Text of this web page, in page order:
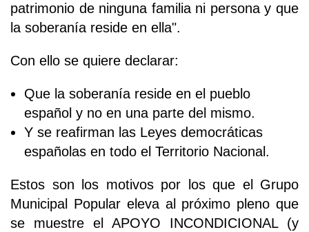
patrimonio de ninguna familia ni persona y que
la soberanía reside en ella".
Con ello se quiere declarar:
Que la soberanía reside en el pueblo
español y no en una parte del mismo.
Y se reafirman las Leyes democráticas
españolas en todo el Territorio Nacional.
Estos son los motivos por los que el Grupo
Municipal Popular eleva al próximo pleno que
se muestre el APOYO INCONDICIONAL (y